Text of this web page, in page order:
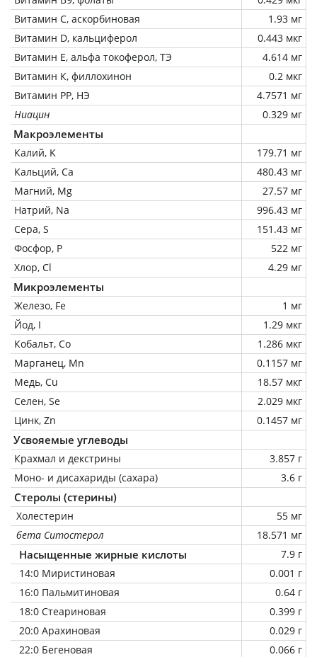
Витамин C, аскорбиновая
1.93 мг
Витамин D, кальциферол
0.443 мкг
Витамин Е, альфа токоферол, ТЭ
4.614 мг
Витамин К, филлохинон
0.2 мкг
Витамин РР, НЭ
4.7571 мг
Ниацин
0.329 мг
Макроэлементы
Калий, K
179.71 мг
Кальций, Ca
480.43 мг
Магний, Mg
27.57 мг
Натрий, Na
996.43 мг
Сера, S
151.43 мг
Фосфор, P
522 мг
Хлор, Cl
4.29 мг
Микроэлементы
Железо, Fe
1 мг
Йод, I
1.29 мкг
Кобальт, Co
1.286 мкг
Марганец, Mn
0.1157 мг
Медь, Cu
18.57 мкг
Селен, Se
2.029 мкг
Цинк, Zn
0.1457 мг
Усвояемые углеводы
Крахмал и декстрины
3.857 г
Моно- и дисахариды (сахара)
3.6 г
Стеролы (стерины)
Холестерин
55 мг
бета Ситостерол
18.571 мг
Насыщенные жирные кислоты
7.9 г
14:0 Миристиновая
0.001 г
16:0 Пальмитиновая
0.64 г
18:0 Стеариновая
0.399 г
20:0 Арахиновая
0.029 г
22:0 Бегеновая
0.066 г